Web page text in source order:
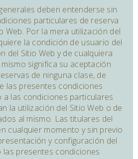
deben entenderse sin
particulares de reserva
Web. Por la mera utilización del
la condición de usuario del
del Sitio Web y de cualquiera
significa su aceptación
de ninguna clase, de
las presentes condiciones
a las condiciones particulares
la utilización del Sitio Web o de
al mismo. Las titulares del
cualquier momento y sin previo
y configuración del
las presentes condiciones